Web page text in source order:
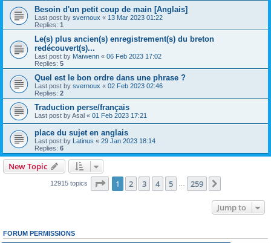
Besoin d'un petit coup de main [Anglais]
Last post by svernoux « 13 Mar 2023 01:22
Replies: 1
Le(s) plus ancien(s) enregistrement(s) du breton
redécouvert(s)...
Last post by Maïwenn « 06 Feb 2023 17:02
Replies: 5
Quel est le bon ordre dans une phrase ?
Last post by svernoux « 02 Feb 2023 02:46
Replies: 2
Traduction perse/français
Last post byAsal « 01 Feb 2023 17:21
place du sujet en anglais
Last post by Latinus « 29 Jan 2023 18:14
Replies: 6
New Topic
12915 topics Page 1of 259
1 2 3 4 5 259
Jump to
FORUM PERMISSIONS